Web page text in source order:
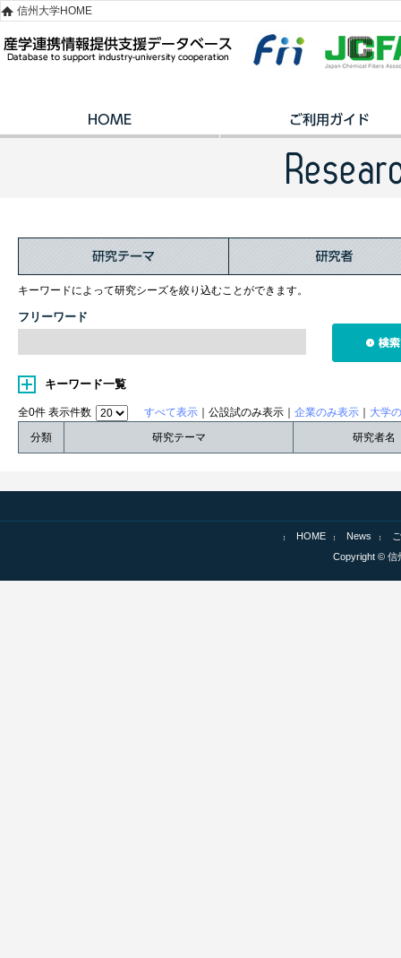
信州大学HOME
キーワードによって研究シーズを絞り込むことができます。
フリーワード
キーワード一覧
全0件 表示件数 すべて表示 ｜公設試のみ表示｜ 企業のみ表示
大学
分類
研究テーマ 研究者名
HOME News
Copyright © 信